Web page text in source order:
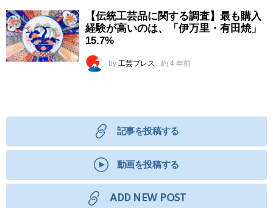
【伝統工芸品に関する調査】最も購入
経験が高いのは、「伊万里・有田焼」
15.7%
by 工芸プレス 約 4 年前
記事を投稿する
動画を投稿する
ADD NEW POST